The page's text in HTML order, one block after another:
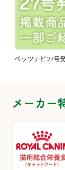
ペッツナビ27号
メーカー